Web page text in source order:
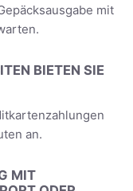
mit
BIETEN SIE
an.
MIT